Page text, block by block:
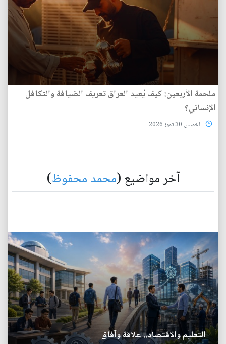
ملحمة الأربعين: كيف يُعيد العراق تعريف الضيافة والتكافل
الإنساني؟
الخميس 30 تموز 2026
آخر مواضيع (محمد محفوظ)
التعليم والاقتصاد.. علاقة وآفاق